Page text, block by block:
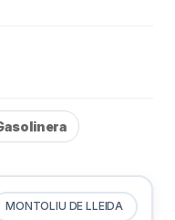
MONTOLIU DE LLEIDA